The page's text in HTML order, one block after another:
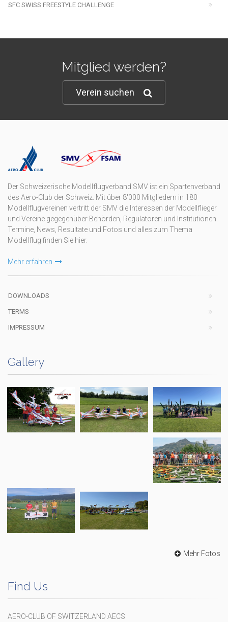
SFC SWISS FREESTYLE CHALLENGE
Mitglied werden?
Verein suchen
Der Schweizerische Modellflugverband SMV ist ein Spartenverband
des Aero-Club der Schweiz. Mit über 8'000 Mitgliedern in 180
Modellflugvereinen vertritt der SMV die Interessen der Modellflieger
und Vereine gegegenüber Behörden, Regulatoren und Institutionen.
Termine, News, Resultate und Fotos und alles zum Thema
Modellflug finden Sie hier.
Mehr erfahren
DOWNLOADS
TERMS
IMPRESSUM
Gallery
Mehr Fotos
Find Us
AERO-CLUB OF SWITZERLAND AECS